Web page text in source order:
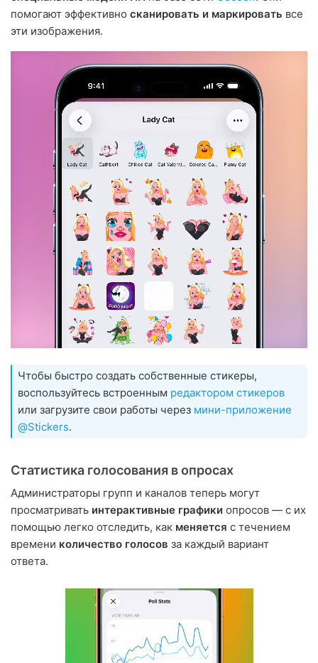
помогают эффективно сканировать и маркировать все
эти изображения.
Чтобы быстро создать собственные стикеры,
воспользуйтесь встроенным редактором стикеров
или загрузите свои работы через мини-приложение
@Stickers.
Статистика голосования в опросах
Администраторы групп и каналов теперь могут
просматривать интерактивные графики опросов — с их
помощью легко отследить, как меняется с течением
времени количество голосов за каждый вариант
ответа.